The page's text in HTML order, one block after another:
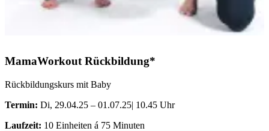
MamaWorkout Rückbildung*
Rückbildungskurs mit Baby
Termin: Di, 29.04.25 – 01.07.25| 10.45 Uhr
Laufzeit: 10 Einheiten á 75 Minuten